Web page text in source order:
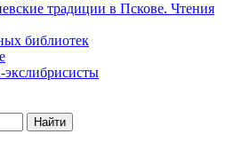
традиции в Пскове. Чтения
библиотек
Найти